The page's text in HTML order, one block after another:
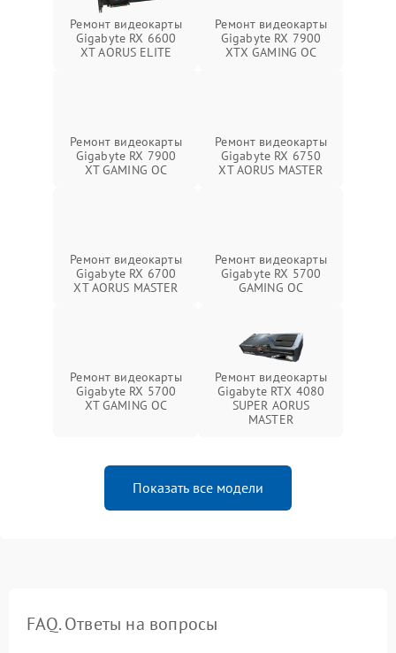
Ремонт видеокарты
Gigabyte RX 6600
XT AORUS ELITE
Ремонт видеокарты
Gigabyte RX 7900
XTX GAMING OC
Ремонт видеокарты
Gigabyte RX 7900
XT GAMING OC
Ремонт видеокарты
Gigabyte RX 6750
XT AORUS MASTER
Ремонт видеокарты
Gigabyte RX 6700
XT AORUS MASTER
Ремонт видеокарты
Gigabyte RX 5700
GAMING OC
Ремонт видеокарты
Gigabyte RX 5700
XT GAMING OC
Ремонт видеокарты
Gigabyte RTX 4080
SUPER AORUS
MASTER
Показать все модели
FAQ. Ответы на вопросы